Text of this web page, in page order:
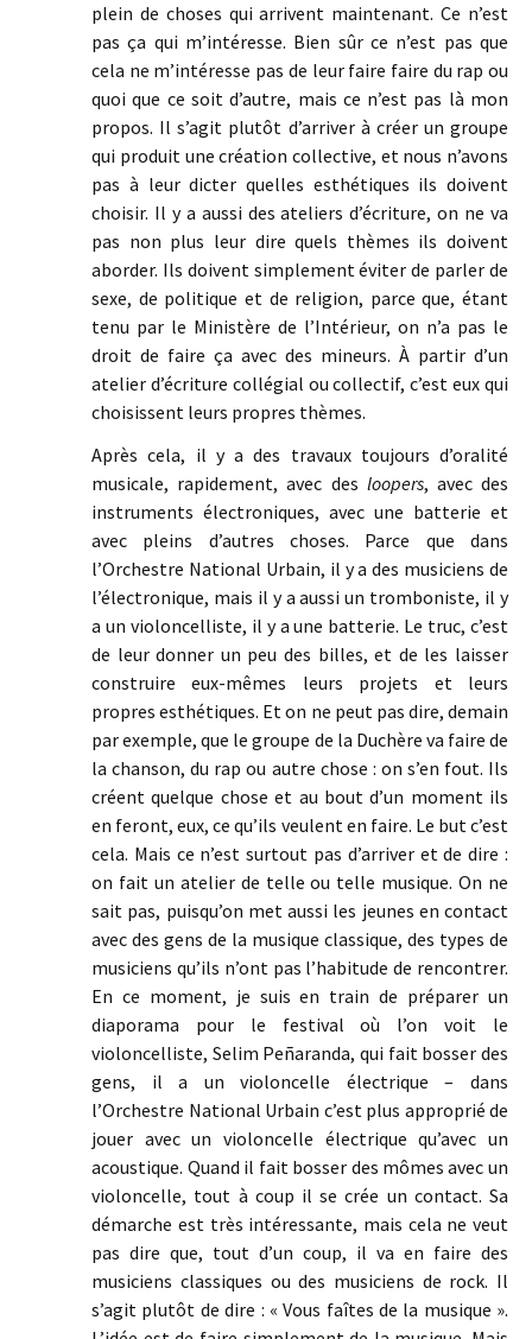
plein de choses qui arrivent maintenant. Ce n’est
pas ça qui m’intéresse. Bien sûr ce n’est pas que
cela ne m’intéresse pas de leur faire faire du rap ou
quoi que ce soit d’autre, mais ce n’est pas là mon
propos. Il s’agit plutôt d’arriver à créer un groupe
qui produit une création collective, et nous n’avons
pas à leur dicter quelles esthétiques ils doivent
choisir. Il y a aussi des ateliers d’écriture, on ne va
pas non plus leur dire quels thèmes ils doivent
aborder. Ils doivent simplement éviter de parler de
sexe, de politique et de religion, parce que, étant
tenu par le Ministère de l’Intérieur, on n’a pas le
droit de faire ça avec des mineurs. À partir d’un
atelier d’écriture collégial ou collectif, c’est eux qui
choisissent leurs propres thèmes.
Après cela, il y a des travaux toujours d’oralité
musicale, rapidement, avec des loopers, avec des
instruments électroniques, avec une batterie et
avec pleins d’autres choses. Parce que dans
l’Orchestre National Urbain, il y a des musiciens de
l’électronique, mais il y a aussi un tromboniste, il y
a un violoncelliste, il y a une batterie. Le truc, c’est
de leur donner un peu des billes, et de les laisser
construire eux-mêmes leurs projets et leurs
propres esthétiques. Et on ne peut pas dire, demain
par exemple, que le groupe de la Duchère va faire de
la chanson, du rap ou autre chose : on s’en fout. Ils
créent quelque chose et au bout d’un moment ils
en feront, eux, ce qu’ils veulent en faire. Le but c’est
cela. Mais ce n’est surtout pas d’arriver et de dire :
on fait un atelier de telle ou telle musique. On ne
sait pas, puisqu’on met aussi les jeunes en contact
avec des gens de la musique classique, des types de
musiciens qu’ils n’ont pas l’habitude de rencontrer.
En ce moment, je suis en train de préparer un
diaporama pour le festival où l’on voit le
violoncelliste, Selim Peñaranda, qui fait bosser des
gens, il a un violoncelle électrique – dans
l’Orchestre National Urbain c’est plus approprié de
jouer avec un violoncelle électrique qu’avec un
acoustique. Quand il fait bosser des mômes avec un
violoncelle, tout à coup il se crée un contact. Sa
démarche est très intéressante, mais cela ne veut
pas dire que, tout d’un coup, il va en faire des
musiciens classiques ou des musiciens de rock. Il
s’agit plutôt de dire : « Vous faîtes de la musique ».